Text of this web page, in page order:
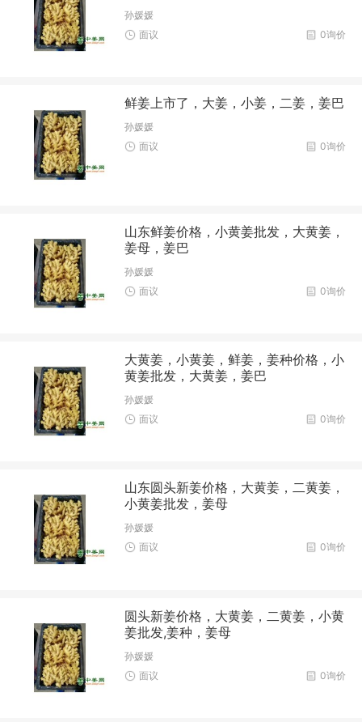
孙媛媛
0询价
面议
鲜姜上市了，大姜，小姜，二姜，姜巴
孙媛媛
0询价
面议
山东鲜姜价格，小黄姜批发，大黄姜，
姜母，姜巴
孙媛媛
0询价
面议
大黄姜，小黄姜，鲜姜，姜种价格，小
黄姜批发，大黄姜，姜巴
孙媛媛
0询价
面议
山东圆头新姜价格，大黄姜，二黄姜，
小黄姜批发，姜母
孙媛媛
0询价
面议
圆头新姜价格，大黄姜，二黄姜，小黄
姜批发,姜种，姜母
孙媛媛
0询价
面议